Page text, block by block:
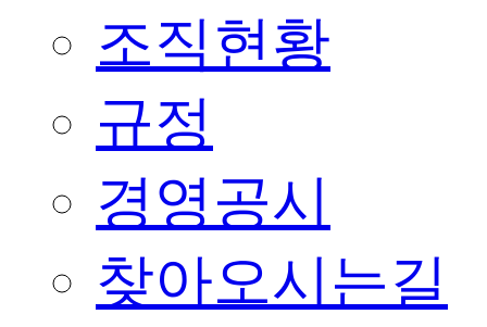
조직현황
규정
경영공시
찾아오시는길